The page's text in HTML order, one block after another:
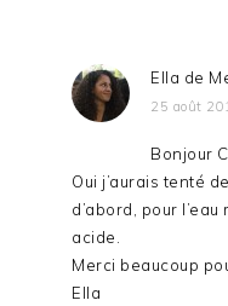
Ella de
25 août
Bonjour
Oui j’aurais tenté
d’abord, pour
acide.
Merci beaucoup
Ella